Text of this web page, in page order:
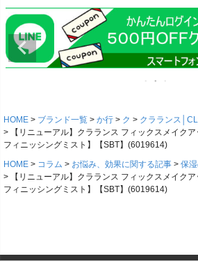
HOME ブランド一覧 か行 ク
クラランス
【リニューアル】クラランス フィックスメイク
フィニッシングミスト】【SBT】(6019614)
HOME
コラム お悩み、効果に関する記事
保
【リニューアル】クラランス フィックスメイク
フィニッシングミスト】【SBT】(6019614)